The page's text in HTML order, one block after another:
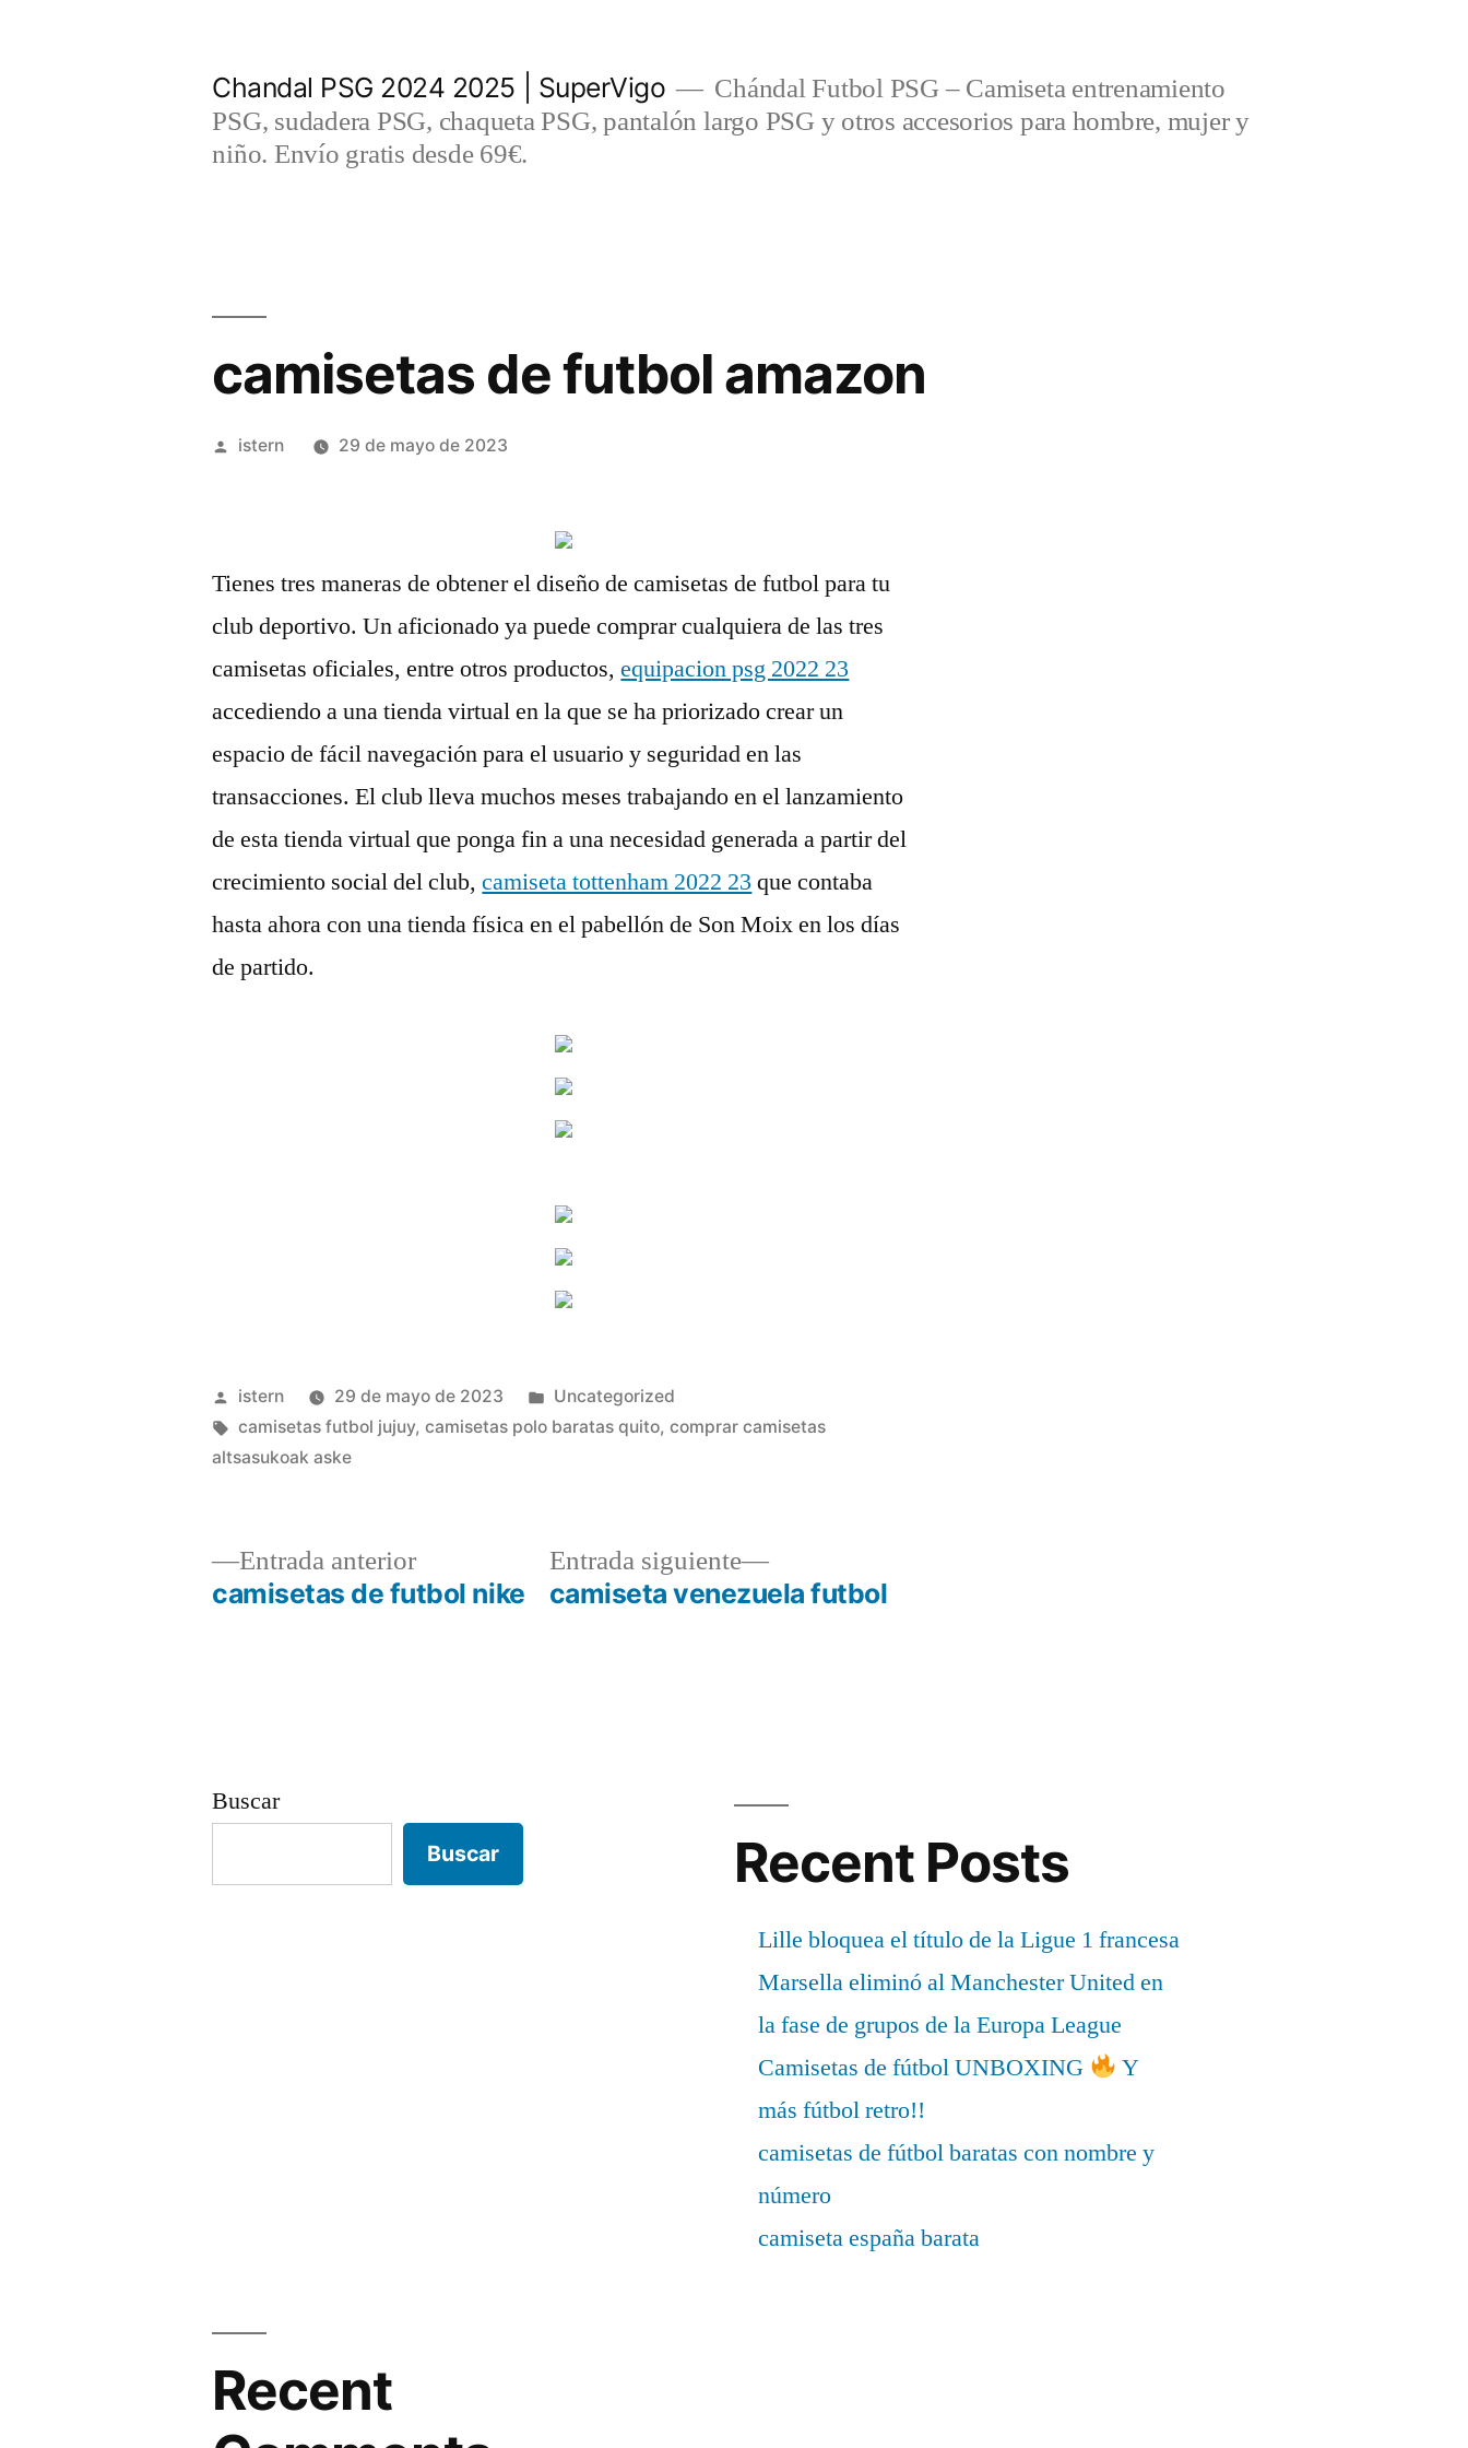
Chandal PSG 2024 2025 | SuperVigo
Chándal Futbol PSG – Camiseta entrenamiento
PSG, sudadera PSG, chaqueta PSG, pantalón largo PSG y otros accesorios para hombre, mujer y
niño. Envío gratis desde 69€.
camisetas de futbol amazon
Publicado
istern 29 de mayo de 2023
Tienes tres maneras de obtener el diseño de camisetas de futbol para tu
club deportivo. Un aficionado ya puede comprar cualquiera de las tres
camisetas oficiales, entre otros productos,equipacion psg 2022 23
accediendo a una tienda virtual en la que se ha priorizado crear un
espacio de fácil navegación para el usuario y seguridad en las
transacciones. El club lleva muchos meses trabajando en el lanzamiento
de esta tienda virtual que ponga fin a una necesidad generada a partir del
crecimiento social del club,camiseta tottenham 2022 23 que contaba
hasta ahora con una tienda física en el pabellón de Son Moix en los días
de partido.
Publicado
por
istern 29 de mayo de 2023
Publicado
en
Uncategorized
Etiquetas:
camisetas futbol jujuy,camisetas polo baratas quito,comprar camisetas
altsasukoak aske
Navegación
Entrada anteriorEntrada
anterior:
camisetas de futbol nike
Entrada siguiente
Entrada
siguiente:
camiseta venezuela futbol
Buscar
Buscar Recent Posts
Lille bloquea el título de la Ligue 1 francesa
Marsella eliminó al Manchester United en
la fase de grupos de la Europa League
Camisetas de fútbol UNBOXING
Y
más fútbol retro!!
camisetas de fútbol baratas con nombre y
número
camiseta españa barata
Recent